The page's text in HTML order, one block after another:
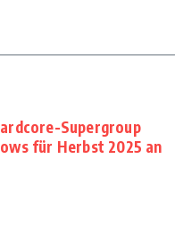
Supergroup
für Herbst 2025 an